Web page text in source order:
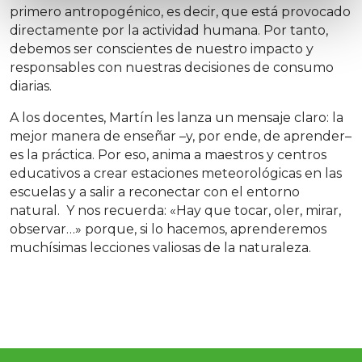
primero antropogénico, es decir, que está provocado
directamente por la actividad humana. Por tanto,
debemos ser conscientes de nuestro impacto y
responsables con nuestras decisiones de consumo
diarias.
A los docentes, Martín les lanza un mensaje claro: la
mejor manera de enseñar –y, por ende, de aprender–
es la práctica. Por eso, anima a maestros y centros
educativos a crear estaciones meteorológicas en las
escuelas y a salir a reconectar con el entorno
natural. Y nos recuerda: «Hay que tocar, oler, mirar,
observar…» porque, si lo hacemos, aprenderemos
muchísimas lecciones valiosas de la naturaleza.